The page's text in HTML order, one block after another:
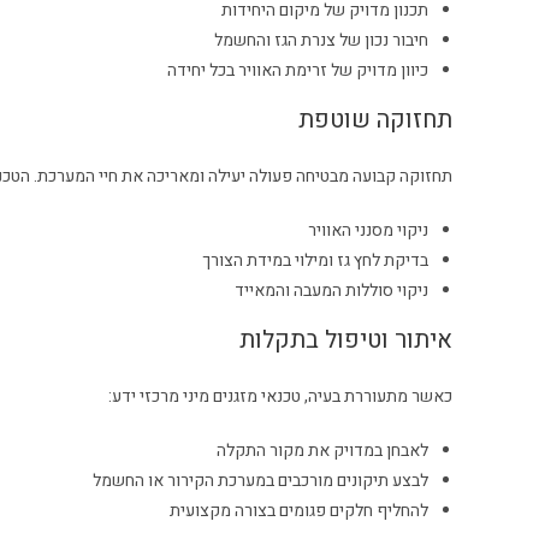
תכנון מדויק של מיקום היחידות
חיבור נכון של צנרת הגז והחשמל
כיוון מדויק של זרימת האוויר בכל יחידה
תחזוקה שוטפת
תחזוקה קבועה מבטיחה פעולה יעילה ומאריכה את חיי המערכת.
ניקוי מסנני האוויר
בדיקת לחץ גז ומילוי במידת הצורך
ניקוי סוללות המעבה והמאייד
איתור וטיפול בתקלות
כאשר מתעוררת בעיה, טכנאי מזגנים מיני מרכזי ידע:
לאבחן במדויק את מקור התקלה
לבצע תיקונים מורכבים במערכת הקירור או החשמל
להחליף חלקים פגומים בצורה מקצועית